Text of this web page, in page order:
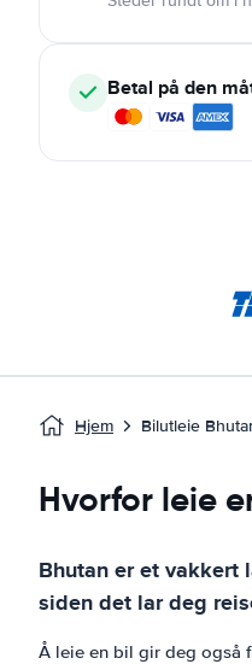
Betal på den
Hjem Bilutleie
Hvorfor leie
Bhutan er et
siden det lar deg
Å leie en bil gir deg også